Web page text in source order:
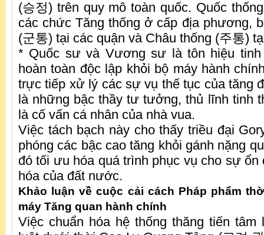
(승정) trên quy mô toàn quốc. Quốc
các chức Tăng thống ở cấp địa phương,
(군통) tại các quận và Châu thống (주통)
* Quốc sư và Vương sư là tôn hiệu
hoàn toàn độc lập khỏi bộ máy hành
trực tiếp xử lý các sự vụ thế tục của tăng
là những bậc thầy tư tưởng, thủ lĩnh tinh
là cố vấn cá nhân của nhà vua.
Việc tách bạch này cho thấy triều đại
phóng các bậc cao tăng khỏi gánh nặng
đó tối ưu hóa quá trình phục vụ cho sự ổn
hóa của đất nước.
Khảo luận về cuộc cải cách Pháp phẩm
máy Tăng quan hành chính
Việc chuẩn hóa hệ thống thăng tiến